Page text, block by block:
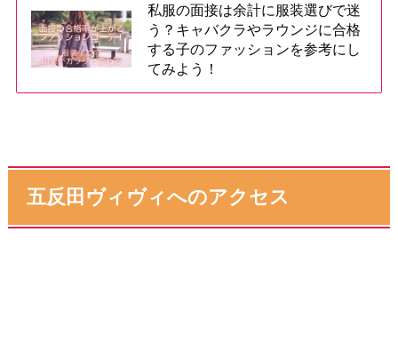
私服の面接は余計に服装選びで迷
う？キャバクラやラウンジに合格
する子のファッションを参考にし
てみよう！
五反田ヴィヴィへのアクセス